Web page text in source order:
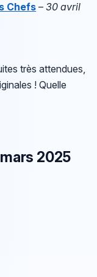
Chefs –30 avril
très attendues,
! Quelle
2025